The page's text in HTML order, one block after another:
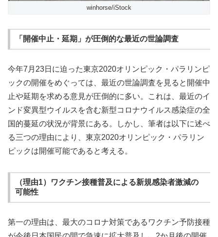
winhorse/iStock
「開催中止・延期」が圧倒的な最近の世論調査
今年7月23日に迫った東京2020オリンピック・パラリンピ
ックの開催をめぐっては、最近の世論調査を見ると開催中
止や延期を求める意見が圧倒的に多い。これは、最近のイ
ンド変異型ウイルスを含む新型コロナウイルス感染症の全
国的蔓延の状況が背景にある。しかし、筆者は以下に述べ
る三つの理由により、東京2020オリンピック・パラリン
ピックは開催可能であると考える。
（理由1）ワクチン接種普及による新規感染者激減の
可能性
第一の理由は、最大のコロナ対策であるワクチン予防接種